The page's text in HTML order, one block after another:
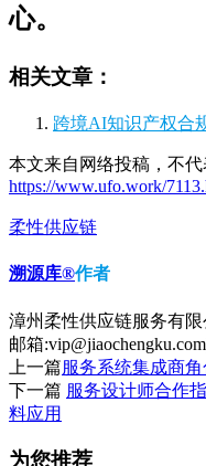
心。
相关文章：
跨境AI知识产权合
本文来自网络投稿，不
https://www.ufo.work/
柔性供应链
溯源库®作者
漳州柔性供应链服务有
邮箱
上一篇服务系统集成商
下一篇 服务设计师合作
料应用
为您推荐